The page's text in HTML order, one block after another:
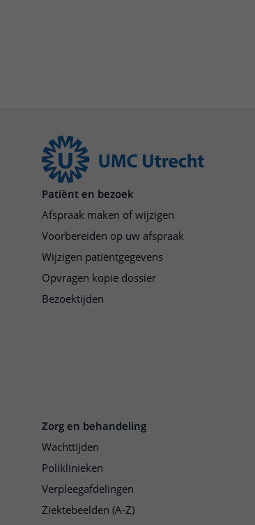
Patiënt en bezoek
Afspraak maken of wijzigen
Voorbereiden op uw afspraak
Wijzigen patiëntgegevens
Opvragen kopie dossier
Bezoektijden
Zorg en behandeling
Wachttijden
Poliklinieken
Verpleegafdelingen
Ziektebeelden (A-Z)